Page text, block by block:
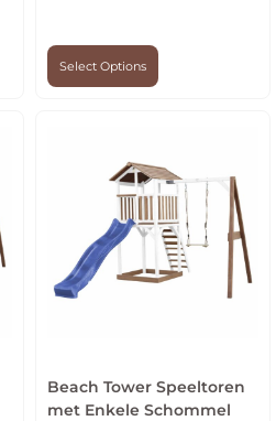
Select Options
Beach Tower Speeltoren
met Enkele Schommel